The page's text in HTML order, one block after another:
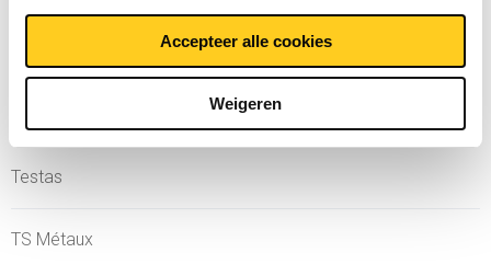
Accepteer alle cookies
Weigeren
MetaalService
Testas
TS Métaux